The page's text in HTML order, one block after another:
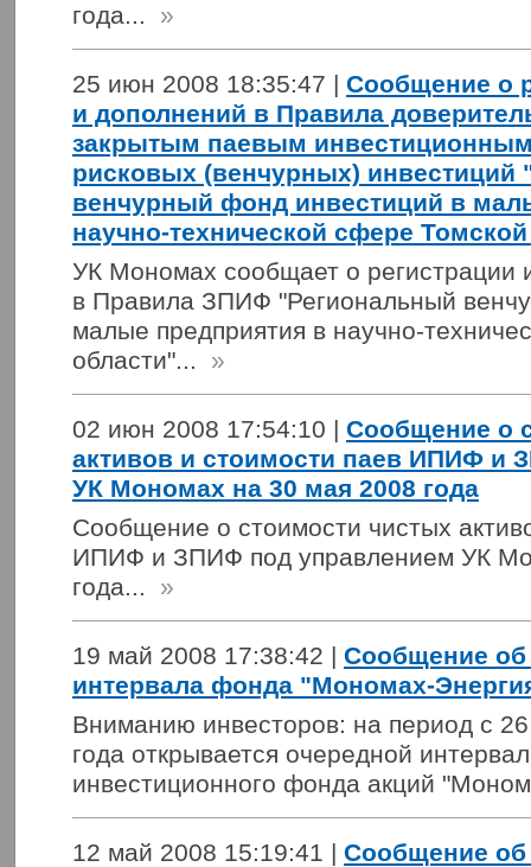
года...
»
25 июн 2008 18:35:47 | Сообщение о
и дополнений в Правила
закрытым паевым
рисковых (венчурных) инвестиций
венчурный фонд инвестиций в
научно-технической сфере
УК Мономах сообщает о регистрации
в Правила ЗПИФ "Региональный
малые предприятия в научно-
области"...
»
02 июн 2008 17:54:10 | Сообщение о
активов и стоимости паев ИПИФ и
УК Мономах на 30 мая 2008 года
Сообщение о стоимости чистых
ИПИФ и ЗПИФ под управлением УК
года...
»
19 май 2008 17:38:42 | Сообщение об
интервала фонда "Мономах-
Вниманию инвесторов: на период с
года открывается очередной
инвестиционного фонда акций
12 май 2008 15:19:41 | Сообщение об